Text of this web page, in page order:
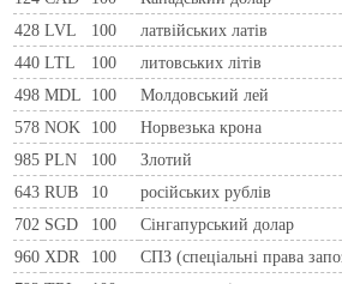
428 LVL 100 латвійських латів
440 LTL 100 литовських літів
498 MDL 100 Молдовський лей
578 NOK 100 Норвезька крона
985 PLN 100 Злотий
643 RUB 10 російських рублів
702 SGD 100 Сінгапурський долар
960 XDR 100 СПЗ (спеціальні права